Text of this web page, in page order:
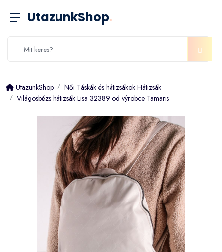
UtazunkShop.
UtazunkShop
Női Táskák és hátizsákok Hátizsák
Világosbézs hátizsák Lisa 32389 od výrobce Tamaris